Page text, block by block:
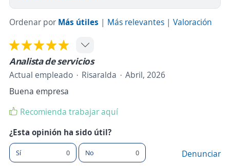
Ordenar por Más útiles | Más relevantes | Valoración
Analista de servicios
Actual empleado Risaralda
Abril, 2026
Buena empresa
Recomienda trabajar aquí
¿Esta opinión ha sido útil?
Sí 0 No 0 Denunciar